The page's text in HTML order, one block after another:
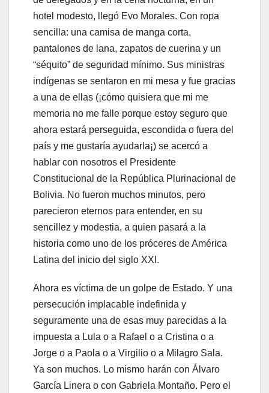
hotel modesto, llegó Evo Morales. Con ropa
sencilla: una camisa de manga corta,
pantalones de lana, zapatos de cuerina y un
“séquito” de seguridad mínimo. Sus ministras
indígenas se sentaron en mi mesa y fue gracias
a una de ellas (¡cómo quisiera que mi me
memoria no me falle porque estoy seguro que
ahora estará perseguida, escondida o fuera del
país y me gustaría ayudarla¡) se acercó a
hablar con nosotros el Presidente
Constitucional de la República Plurinacional de
Bolivia. No fueron muchos minutos, pero
parecieron eternos para entender, en su
sencillez y modestia, a quien pasará a la
historia como uno de los próceres de América
Latina del inicio del siglo XXI.
Ahora es víctima de un golpe de Estado. Y una
persecución implacable indefinida y
seguramente una de esas muy parecidas a la
impuesta a Lula o a Rafael o a Cristina o a
Jorge o a Paola o a Virgilio o a Milagro Sala.
Ya son muchos. Lo mismo harán con Álvaro
García Linera o con Gabriela Montaño. Pero el